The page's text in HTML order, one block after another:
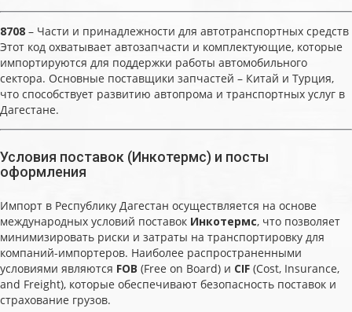
8708 – Части и принадлежности для автотранспортных средств
Этот код охватывает автозапчасти и комплектующие, которые
импортируются для поддержки работы автомобильного
сектора. Основные поставщики запчастей – Китай и Турция,
что способствует развитию автопрома и транспортных услуг в
Дагестане.
Условия поставок (Инкотермс) и посты
оформления
Импорт в Республику Дагестан осуществляется на основе
международных условий поставок Инкотермс, что позволяет
минимизировать риски и затраты на транспортировку для
компаний-импортеров. Наиболее распространенными
условиями являются FOB (Free on Board) и CIF (Cost, Insurance,
and Freight), которые обеспечивают безопасность поставок и
страхование грузов.